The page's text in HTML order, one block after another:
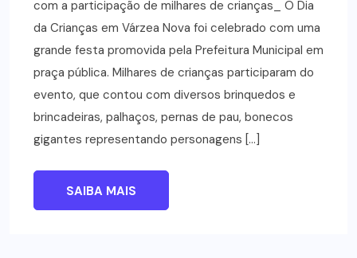
com a participação de milhares de crianças_ O Dia
da Crianças em Várzea Nova foi celebrado com uma
grande festa promovida pela Prefeitura Municipal em
praça pública. Milhares de crianças participaram do
evento, que contou com diversos brinquedos e
brincadeiras, palhaços, pernas de pau, bonecos
gigantes representando personagens […]
SAIBA MAIS